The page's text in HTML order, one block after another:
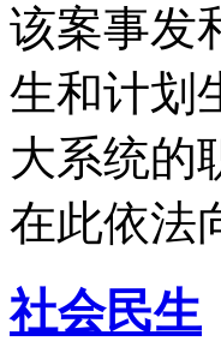
该案事发
生和计划
大系统的
在此依法
社会民生